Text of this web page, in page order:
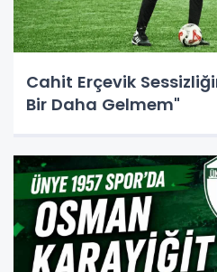
Cahit Erçevik
Bir Daha Gelmem"